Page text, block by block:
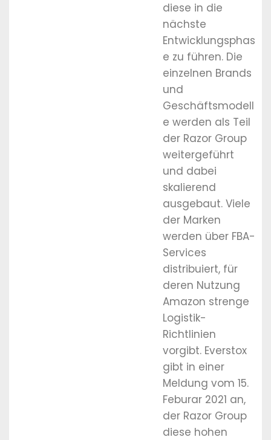
diese in die
nächste
Entwicklungsphas
e zu führen. Die
einzelnen Brands
und
Geschäftsmodell
e werden als Teil
der Razor Group
weitergeführt
und dabei
skalierend
ausgebaut. Viele
der Marken
werden über FBA-
Services
distribuiert, für
deren Nutzung
Amazon strenge
Logistik-
Richtlinien
vorgibt. Everstox
gibt in einer
Meldung vom 15.
Feburar 2021 an,
der Razor Group
diese hohen